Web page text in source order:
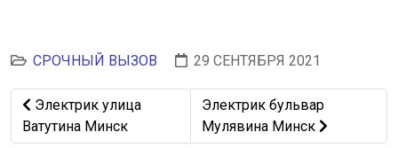
СРОЧНЫЙ ВЫЗОВ 29 СЕНТЯБРЯ 2021
Предыдущий: Электрик улица Ватутина Минск
Электрик улица
Ватутина Минск
Следующий: Электрик
Электрик бульвар
Мулявина Минск